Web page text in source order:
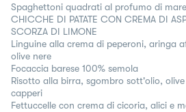
Spaghettoni quadrati al profumo di mare
CHICCHE DI PATATE CON CREMA DI
SCORZA DI LIMONE
Linguine alla crema di peperoni, aringa
olive nere
Focaccia barese 100% semola
Risotto alla birra, sgombro sott'olio,
capperi
Fettuccelle con crema di cicoria, alici e